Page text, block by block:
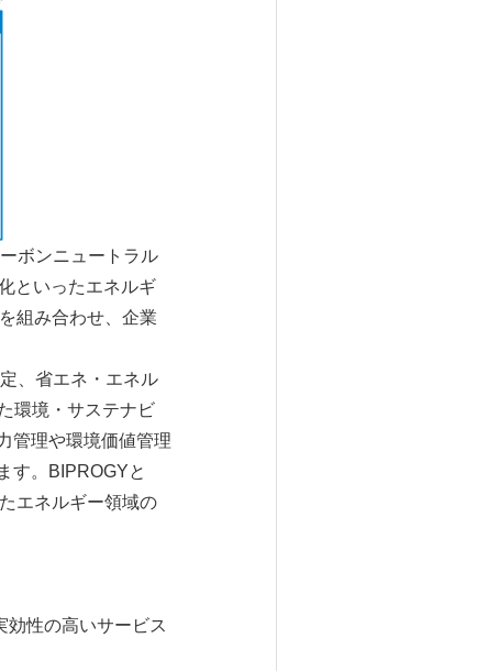
ボンニュートラル
といったエネルギ
組み合わせ、企業
、省エネ・エネル
環境・サステナビ
管理や環境価値管理
す。BIPROGYと
エネルギー領域の
効性の高いサービス